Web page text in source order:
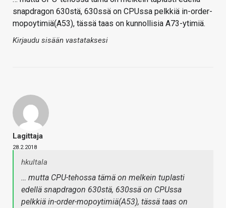
snapdragon 630stä, 630ssä on CPUssa pelkkiä in-order-
mopoytimiä(A53), tässä taas on kunnollisia A73-ytimiä.
Kirjaudu sisään vastataksesi
Lagittaja
28.2.2018
hkultala
… mutta CPU-tehossa tämä on melkein tuplasti
edellä snapdragon 630stä, 630ssä on CPUssa
pelkkiä in-order-mopoytimiä(A53), tässä taas on